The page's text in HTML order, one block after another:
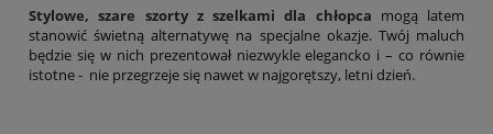
Stylowe, szare szorty z szelkami dla chłopca mogą latem
stanowić świetną alternatywę na specjalne okazje. Twój maluch
będzie się w nich prezentował niezwykle elegancko i – co równie
istotne - nie przegrzeje się nawet w najgorętszy, letni dzień.